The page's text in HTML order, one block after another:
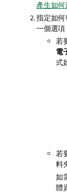
產生如何
指定如
一個選項
若
電
式
若
料
如
體